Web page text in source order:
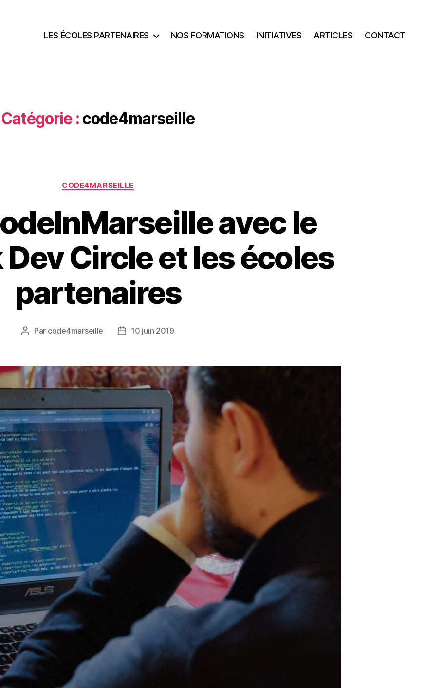
LES ÉCOLES PARTENAIRES NOS FORMATIONS INITIATIVES ARTICLES CONTACT
Catégorie : code4marseille
CODE4MARSEILLE
avec le
Circle et les écoles
partenaires
Par code4marseille 10 juin 2019